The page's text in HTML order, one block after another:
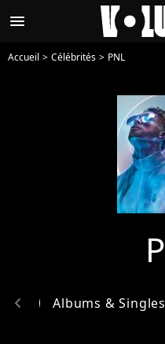
menu
Accueil Célébrités PNL
Albums & Singles
chevron_left